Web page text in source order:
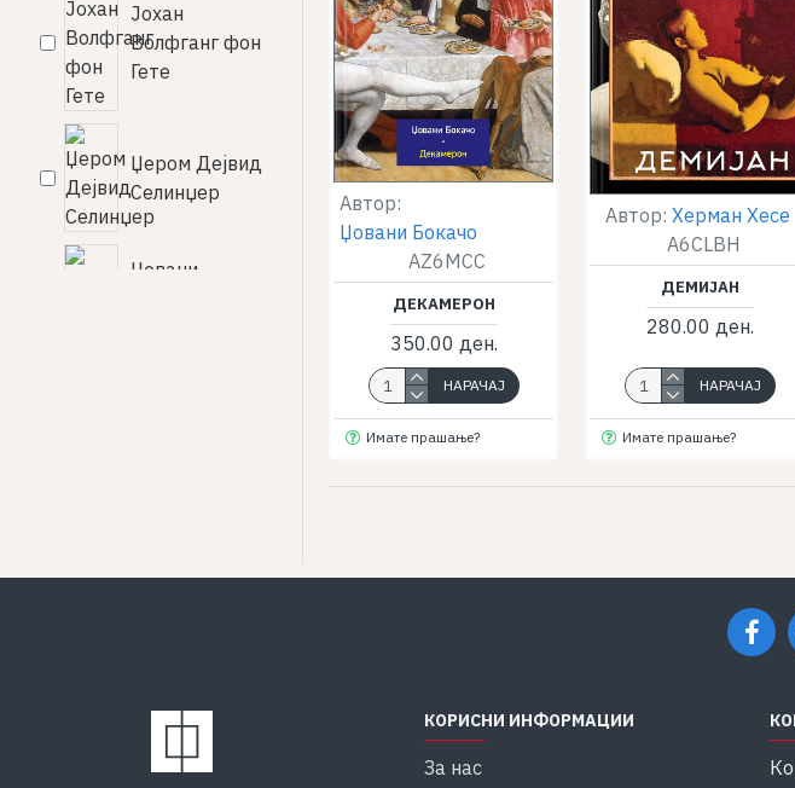
Јохан
Волфганг фон
Гете
Џером Дејвид
Селинџер
Џовани
Чехов
Автор:
Џовани Бокачо
AZ6MCC
ДЕКАМЕРОН
350.00 ден.
НАРАЧАЈ
Имате прашање?
Автор: Херман Хесе
A6CLBH
ДЕМИЈАН
280.00 ден.
НАРАЧАЈ
Имате прашање?
КОРИСНИ ИНФОРМАЦИИ
За нас